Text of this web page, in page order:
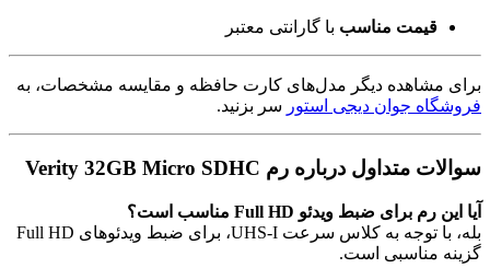
قیمت مناسب با گارانتی معتبر
برای مشاهده دیگر مدل‌های کارت حافظه و مقایسه مشخصات، به
فروشگاه جوان دیجی استور سر بزنید.
سوالات متداول درباره رم Verity 32GB Micro SDHC
آیا این رم برای ضبط ویدئو Full HD مناسب است؟
بله، با توجه به کلاس سرعت UHS-I، برای ضبط ویدئوهای Full HD
گزینه مناسبی است.